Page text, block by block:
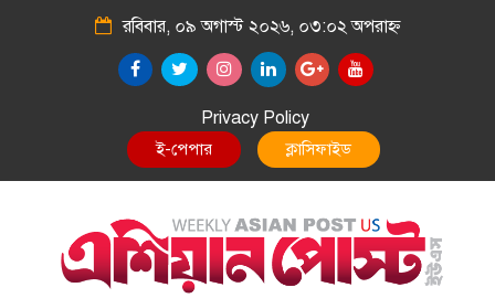
রবিবার, ০৯ অগাস্ট ২০২৬, ০৩:০২ অপরাহ্ন
Privacy Policy
E-Paper Classified